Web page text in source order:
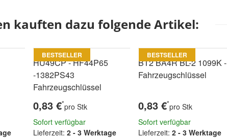
kauften dazu folgende Artikel:
BESTSELLER
HU49CP - HF44P65
-1382PS43
Fahrzeugschlüssel
0,83 €*pro Stk
Sofort verfügbar
Lieferzeit: 2 - 3 Werktage
BESTSELLER
BT2 BA4R BL-2 1099K -
Fahrzeugschlüssel
0,83 €*pro Stk
Sofort verfügbar
Lieferzeit: 2 - 3 Werktage